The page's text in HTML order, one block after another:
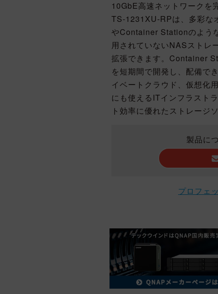
10GbE高速ネットワークを
TS-1231XU-RPは、多彩な
やContainer Stationのよう
用されていないNASストレ
拡張できます。Container
を短期間で開発し、配備で
イベートクラウド、仮想化
にも使えるITインフラスト
ト効率に優れたストレージ
製品に
プロフェ